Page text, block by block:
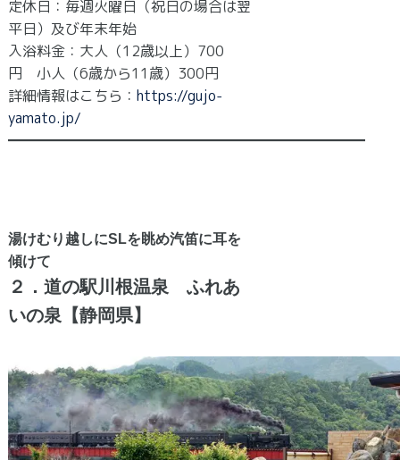
定休日：毎週火曜日（祝日の場合は翌
平日）及び年末年始
入浴料金：大人（12歳以上）700
円 小人（6歳から11歳）300円
詳細情報はこちら： https://gujo-
yamato.jp/
━━━━━━━━━━━━━━━━━━━━━━━━━
湯けむり越しにSLを眺め汽笛に耳を
傾けて
２．道の駅川根温泉 ふれあ
いの泉【静岡県】